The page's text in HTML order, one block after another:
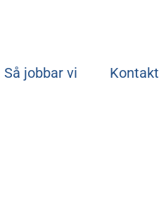
Så jobbar vi Kontakt